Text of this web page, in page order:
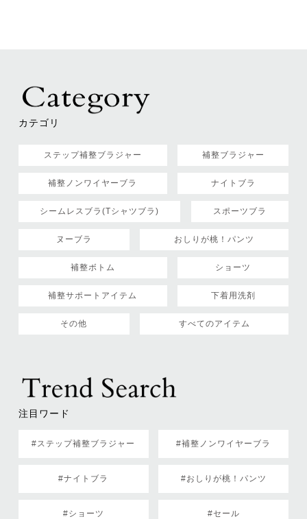
カテゴリ
ステップ補整ブラジャー 補整ブラジャー
補整ノンワイヤーブラ ナイトブラ
シームレスブラ(Tシャツブラ) スポーツブラ
ヌーブラ おしりが桃！パンツ
補整ボトム ショーツ
補整サポートアイテム 下着用洗剤
その他 すべてのアイテム
注目ワード
#ステップ補整ブラジャー #補整ノンワイヤーブラ
#ナイトブラ #おしりが桃！パンツ
#ショーツ #セール